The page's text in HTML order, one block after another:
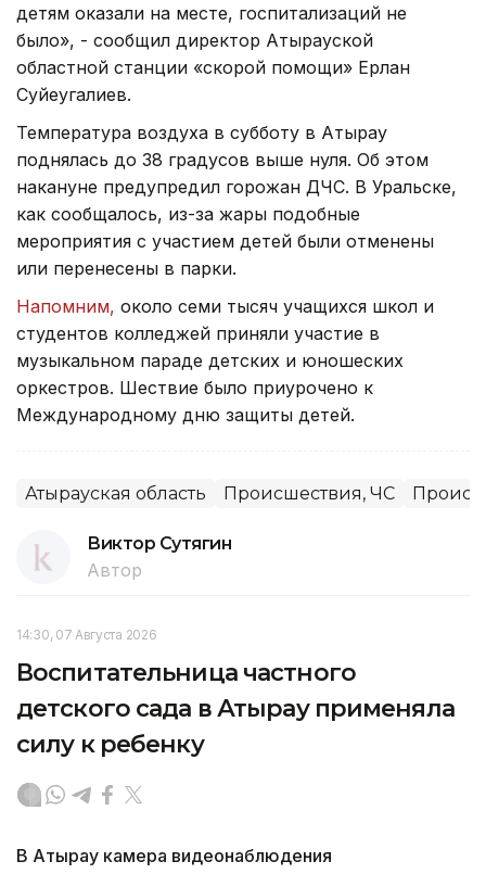
детям оказали на месте, госпитализаций не
было», - сообщил директор Атырауской
областной станции «скорой помощи» Ерлан
Суйеугалиев.
Температура воздуха в субботу в Атырау
поднялась до 38 градусов выше нуля. Об этом
накануне предупредил горожан ДЧС. В Уральске,
как сообщалось, из-за жары подобные
мероприятия с участием детей были отменены
или перенесены в парки.
Напомним, около семи тысяч учащихся школ и
студентов колледжей приняли участие в
музыкальном параде детских и юношеских
оркестров. Шествие было приурочено к
Международному дню защиты детей.
Атырауская область Происшествия, ЧС
Виктор Сутягин
Автор
14:30, 07 Августа 2026
Воспитательница частного
детского сада в Атырау применяла
силу к ребенку
В Атырау камера видеонаблюдения